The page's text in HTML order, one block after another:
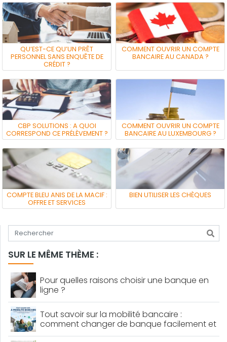
QU’EST-CE QU’UN PRÊT
PERSONNEL SANS ENQUÊTE DE
CRÉDIT ?
COMMENT OUVRIR UN COMPTE
BANCAIRE AU CANADA ?
CBP SOLUTIONS : A QUOI
CORRESPOND CE PRÉLÈVEMENT ?
COMMENT OUVRIR UN COMPTE
BANCAIRE AU LUXEMBOURG ?
COMPTE BLEU ANIS DE LA MACIF :
OFFRE ET SERVICES
BIEN UTILISER LES CHÈQUES
Tapez votre recherche
SUR LE MÊME THÈME :
Pour quelles raisons choisir une banque en
ligne ?
Tout savoir sur la mobilité bancaire :
comment changer de banque facilement et
sans perdre de temps ?